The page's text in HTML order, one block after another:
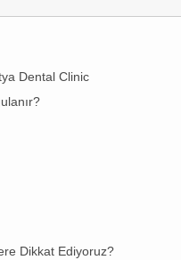
Dental Clinic
Dikkat Ediyoruz?